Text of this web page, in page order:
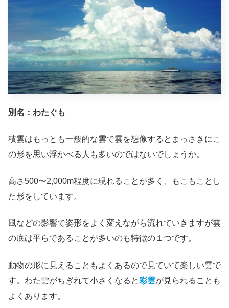
別名：わたぐも
積雲はもっとも一般的な雲で雲を想像するとまっさきにこ
の形を思い浮かべる人も多いのではないでしょうか。
高さ500〜2,000m程度に現れることが多く、もこもことし
た形をしています。
風などの影響で姿形をよく変えながら流れていきますが雲
の底は平らであることが多いのも特徴の１つです。
動物の形に見えることもよくあるので見ていて楽しい雲で
す。わた雲がちぎれて小さくなると彩雲が見られることも
よくあります。